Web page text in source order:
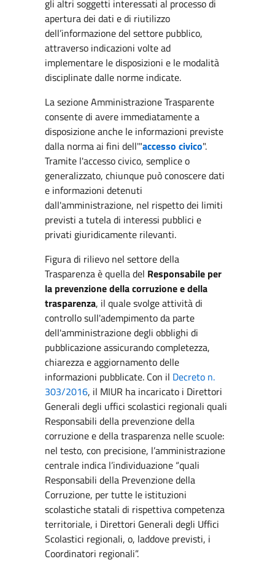
gli altri soggetti interessati al processo di
apertura dei dati e di riutilizzo
dell’informazione del settore pubblico,
attraverso indicazioni volte ad
implementare le disposizioni e le modalità
disciplinate dalle norme indicate.
La sezione Amministrazione Trasparente
consente di avere immediatamente a
disposizione anche le informazioni previste
dalla norma ai fini dell'"accesso civico".
Tramite l'accesso civico, semplice o
generalizzato, chiunque può conoscere dati
e informazioni detenuti
dall'amministrazione, nel rispetto dei limiti
previsti a tutela di interessi pubblici e
privati giuridicamente rilevanti.
Figura di rilievo nel settore della
Trasparenza è quella del Responsabile per
la prevenzione della corruzione e della
trasparenza, il quale svolge attività di
controllo sull'adempimento da parte
dell'amministrazione degli obblighi di
pubblicazione assicurando completezza,
chiarezza e aggiornamento delle
informazioni pubblicate. Con il Decreto n.
303/2016, il MIUR ha incaricato i Direttori
Generali degli uffici scolastici regionali quali
Responsabili della prevenzione della
corruzione e della trasparenza nelle scuole:
nel testo, con precisione, l’amministrazione
centrale indica l’individuazione “quali
Responsabili della Prevenzione della
Corruzione, per tutte le istituzioni
scolastiche statali di rispettiva competenza
territoriale, i Direttori Generali degli Uffici
Scolastici regionali, o, laddove previsti, i
Coordinatori regionali”.